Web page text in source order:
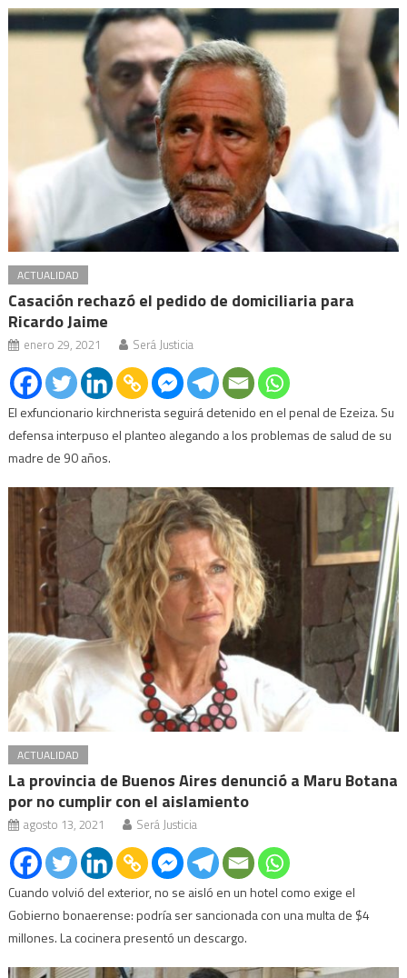
ACTUALIDAD
Casación rechazó el pedido de domiciliaria para
Ricardo Jaime
enero 29, 2021 Será Justicia
El exfuncionario kirchnerista seguirá detenido en el penal de Ezeiza. Su
defensa interpuso el planteo alegando a los problemas de salud de su
madre de 90 años.
ACTUALIDAD
La provincia de Buenos Aires denunció a Maru Botana
por no cumplir con el aislamiento
agosto 13, 2021 Será Justicia
Cuando volvió del exterior, no se aisló en un hotel como exige el
Gobierno bonaerense: podría ser sancionada con una multa de $4
millones. La cocinera presentó un descargo.